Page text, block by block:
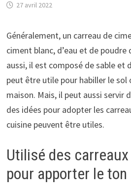
27 avril 2022
Généralement, un carreau de
ciment blanc, d’eau et de poudre
aussi, il est composé de sable et
peut être utile pour habiller le sol
maison. Mais, il peut aussi servir
des idées pour adopter les
cuisine peuvent être utiles.
Utilisé des
pour apporter le